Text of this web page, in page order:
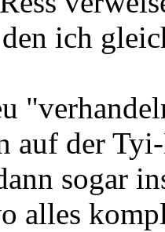
ich
auf der
sogar
alles